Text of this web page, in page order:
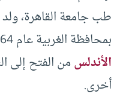
طب جامعة القاهرة،
بمحافظة الغربية عام 1964م، وهو مؤلف كتاب “
الأندلس
أخرى.